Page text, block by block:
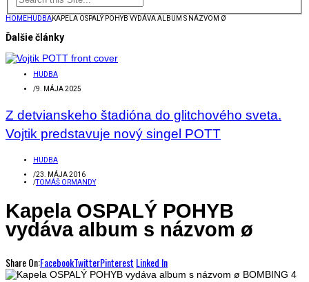
HOMEHUDBAKAPELA OSPALÝ POHYB VYDÁVA ALBUM S NÁZVOM Ø
Ďalšie články
HUDBA
/9. MÁJA 2025
Z detvianskeho štadióna do glitchového sveta.
Vojtik predstavuje nový singel POTT
HUDBA
/23. MÁJA 2016
/TOMÁŠ ORMANDY
Kapela OSPALÝ POHYB
vydáva album s názvom ø
Share On:FacebookTwitterPinterest Linked In